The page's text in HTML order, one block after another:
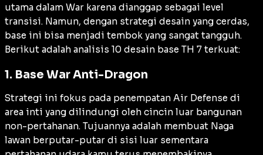
utama dalam War karena dianggap sebagai level
transisi. Namun, dengan strategi desain yang cerdas,
base ini bisa menjadi tembok yang sangat tangguh.
Berikut adalah analisis 10 desain base TH 7 terkuat:
1. Base War Anti-Dragon
Strategi ini fokus pada penempatan Air Defense di
area inti yang dilindungi oleh cincin luar bangunan
non-pertahanan. Tujuannya adalah membuat Naga
lawan berputar-putar di sisi luar sementara